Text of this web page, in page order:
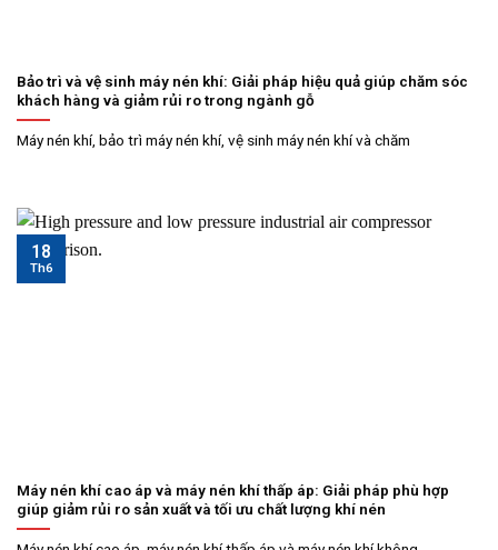
Bảo trì và vệ sinh máy nén khí: Giải pháp hiệu quả giúp chăm sóc
khách hàng và giảm rủi ro trong ngành gỗ
Máy nén khí, bảo trì máy nén khí, vệ sinh máy nén khí và chăm
Máy nén khí cao áp và máy nén khí thấp áp: Giải pháp phù hợp
giúp giảm rủi ro sản xuất và tối ưu chất lượng khí nén
18
Th6